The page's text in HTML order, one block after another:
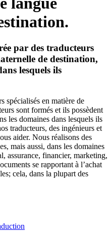
par des traducteurs
de destination,
lesquels ils
spécialisés en matière de
sont formés et ils possèdent
les domaines dans lesquels ils
traducteurs, des ingénieurs et
aider. Nous réalisons des
mais aussi, dans les domaines
assurance, financier, marketing,
se rapportant à l’achat
cela, dans la plupart des